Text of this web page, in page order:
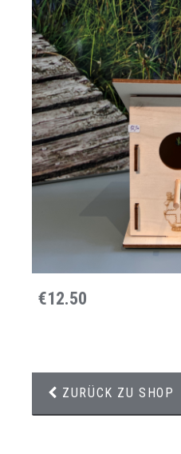
Restaurants
und
Shops
€12.50
ZURÜCK ZU SHOP